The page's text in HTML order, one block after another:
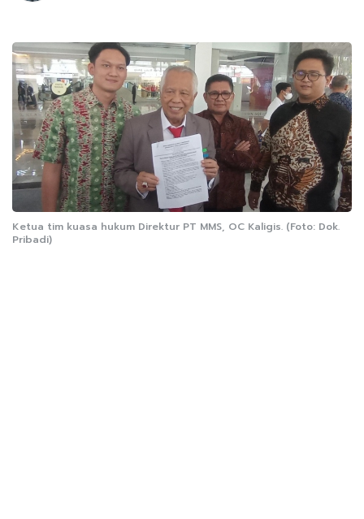
Ketua tim kuasa hukum Direktur PT MMS, OC Kaligis. (Foto: Dok.
Pribadi)